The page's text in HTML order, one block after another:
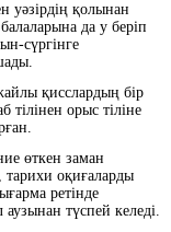
уәзірдің қолынан
да у беріп
сүргінге
қисслардың бір
орыс тіліне
өткен заман
тарихи оқиғаларды
ретінде
аузынан түспей келеді.